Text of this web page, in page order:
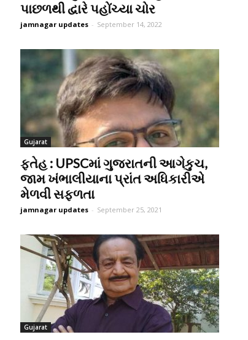
પાછળથી દ્વારે પહોંચ્યા ચોર
jamnagar updates - September 14, 2022
Gujarat
ફતેહ : UPSCમાં ગુજરાતની આગેકુચ,
જામ ખંભાલીયાના પ્રાંત અધિકારીએ
મેળવી સફળતા
jamnagar updates - September 25, 2021
Gujarat